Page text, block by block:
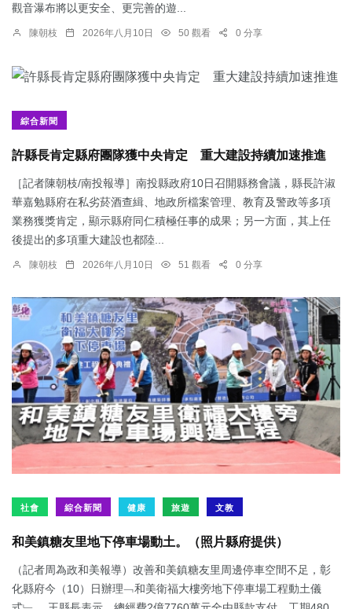
觀音瀑布將以更安全、更完善的遊...
陳朝枝 2026年八月10日 50 觀看 0 分享
綜合新聞
許縣長肯定縣府團隊獲中央肯定 重大建設持續加速推進
［記者陳朝枝/南投報導］南投縣政府10日召開縣務會議，縣長許淑
華嘉勉縣府在私劣菸酒查緝、地政所檔案管理、教育及警政等多項
業務獲獎肯定，顯示縣府同仁積極任事的成果；另一方面，其上任
後提出的多項重大建設也都陸...
陳朝枝 2026年八月10日 51 觀看 0 分享
社會 綜合新聞 健康 旅遊 文教
和美鎮糖友里地下停車場動土。（照片縣府提供）
（記者周為政和美報導）改善和美鎮糖友里周邊停車空間不足，彰
化縣府今（10）日辦理﹁和美衛福大樓旁地下停車場工程動土儀